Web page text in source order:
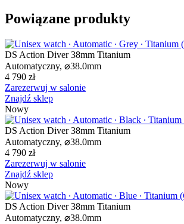
Powiązane produkty
DS Action Diver 38mm Titanium
Automatyczny, ⌀38.0mm
4 790 zł
Zarezerwuj w salonie
Znajdź sklep
Nowy
DS Action Diver 38mm Titanium
Automatyczny, ⌀38.0mm
4 790 zł
Zarezerwuj w salonie
Znajdź sklep
Nowy
DS Action Diver 38mm Titanium
Automatyczny, ⌀38.0mm